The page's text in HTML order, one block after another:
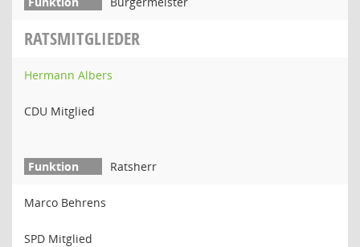
RATSMITGLIEDER
Hermann Albers
CDU Mitglied
Ratsherr
Marco Behrens
SPD Mitglied